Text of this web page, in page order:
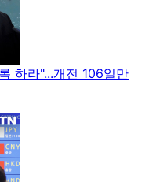
하라"...개전 106일만